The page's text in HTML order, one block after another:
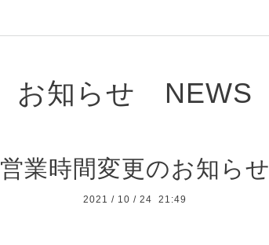
お知らせ NEWS
営業時間変更のお知らせ
2021 / 10 / 24 21:49